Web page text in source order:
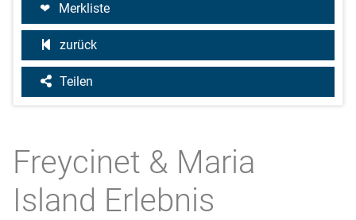
Merkliste
zurück
Teilen
Freycinet & Maria
Island Erlebnis